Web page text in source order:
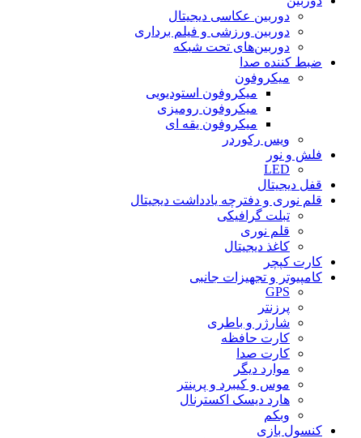
دوربین عکاسی دیجیتال
دوربین‌ ورزشی و فیلم برداری
دوربین‌های تحت شبکه
ضبط کننده صدا
میکروفون
میکروفون استودیویی
میکروفون رومیزی
میکروفون یقه ای
ویس رکوردر
فلش و نور
LED
قفل دیجیتال
قلم نوری و دفترچه یادداشت دیجیتال
تبلت گرافیکی
قلم نوری
کاغذ دیجیتال
کارت کپچر
کامپیوتر و تجهیزات جانبی
GPS
پرزنتر
شارژر و باطری
کارت حافظه
کارت صدا
موارد دیگر
موس و کیبرد و پرینتر
هارد دیسک اکسترنال
وبکم
کنسول بازی